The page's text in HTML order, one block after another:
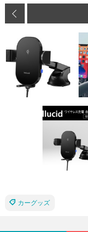
カーグッズ